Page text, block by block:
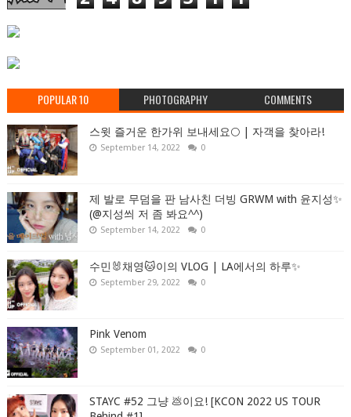
POPULAR 10 PHOTOGRAPHY COMMENTS
스윗 즐거운 한가위 보내세요🌕 | 자객을 찾아라!
September 14, 2022 0
제 발로 무덤을 판 남사친 더빙 GRWM with 윤지성✨
(@지성씌 저 좀 봐요^^)
September 14, 2022 0
수민🐰채영🐱이의 VLOG | LA에서의 하루✨
September 29, 2022 0
Pink Venom
September 01, 2022 0
STAYC #52 그냥 💩이요! [KCON 2022 US TOUR